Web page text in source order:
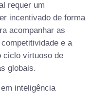
requer um
incentivado de forma
acompanhar as
e a
ciclo virtuoso de
globais.
inteligência